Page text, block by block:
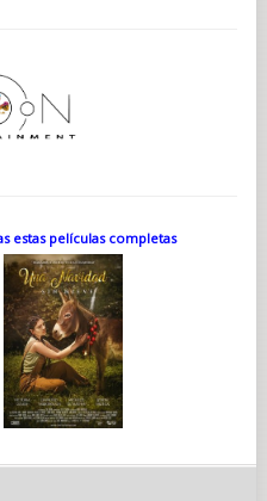
estas películas completas